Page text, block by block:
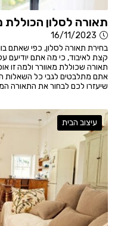
תאורה לסלון הכוללת
16/11/2023
בחירת תאורה לסלון, כפי שאתם
קצת לאיבוד, כי מה אתם יודיעם
תאורה שכוללת מאוורר ולמה זו
אתם מתלבטים לגבי כל השאלות
שיעזרו לכם לבחור את התאורה
עיצוב הבית